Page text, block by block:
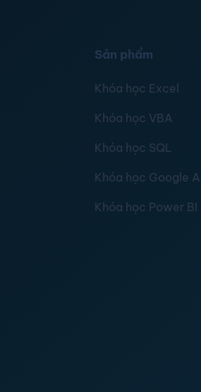
Sản phẩm
Khóa học Excel
Khóa học VBA
Khóa học SQL
Khóa học Google
Khóa học Power BI